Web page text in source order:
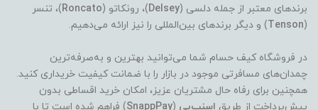
برندهای معتبر از جمله دلسی (Delsey)، رونکاتو (Roncato)، تنسر
(
Tenson) و دیگر برندهای بین‌المللی را نیز ارائه می‌دهیم.
در فروشگاه کیف حسام شما می‌توانید بهترین و به‌صرفه‌ترین
چمدان‌های مسافرتی موجود در بازار را با ضمانت کیفیت خریداری کنید.
همچنین برای رفاه حال مشتریان عزیز، امکان خرید اقساطی بدون
پیش‌پرداخت از طریق اسنپ‌پی (
SnappPay) فراهم شده است تا با